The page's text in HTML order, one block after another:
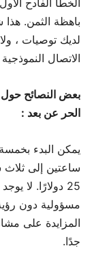
باهظة الثمن.
لديك توصيات ،
الاتصال
بعض النصائح حول
الحر عن بعد :
يمكن البدء
25 دولارًا.
مسؤولية دون
المزايدة على
جدًا.